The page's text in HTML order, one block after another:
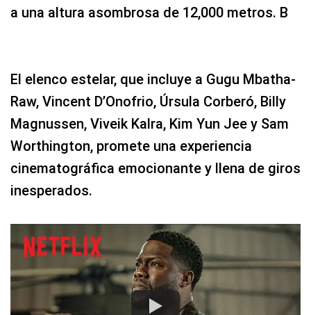
a una altura asombrosa de 12,000 metros. B
El elenco estelar, que incluye a Gugu Mbatha-
Raw, Vincent D’Onofrio, Úrsula Corberó, Billy
Magnussen, Viveik Kalra, Kim Yun Jee y Sam
Worthington, promete una experiencia
cinematográfica emocionante y llena de giros
inesperados.